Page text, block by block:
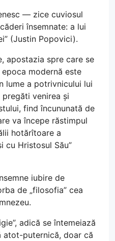
— zice cuviosul
însemnate: a lui
(Justin Popovici).
apostazia spre care se
modernă este
lume a potrivnicului lui
venirea și
find încununată de
va începe răstimpul
hotărîtoare a
cu Hristosul Său”
iubire de
de „filosofia” cea
adică se întemeiază
puternică, doar că